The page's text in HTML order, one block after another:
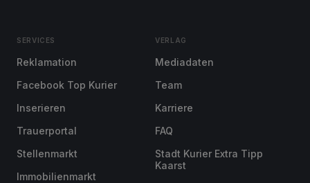
SERVICES
Reklamation
Facebook Top Kurier
Inserieren
Trauerportal
Stellenmarkt
Immobilienmarkt
VERLAG
Mediadaten
Team
Karriere
FAQ
Stadt Kurier Extra Tipp
Kaarst